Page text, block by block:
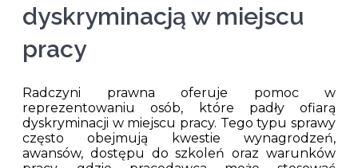
dyskryminacją w miejscu
pracy
Radczyni prawna oferuje pomoc w
reprezentowaniu osób, które padły ofiarą
dyskryminacji w miejscu pracy. Tego typu sprawy
często obejmują kwestie wynagrodzeń,
awansów, dostępu do szkoleń oraz warunków